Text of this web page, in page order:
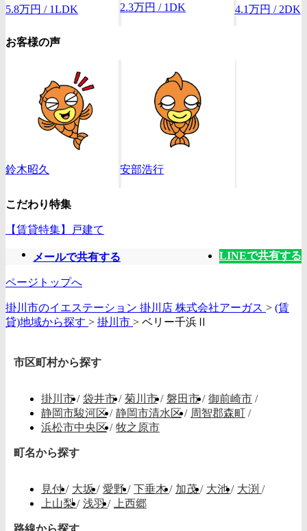
5.8万円 / 1LDK 2.3万円 / 1DK 4.1万円 / 2DK
お客様の声
鈴木昭久 安部浩行
こだわり特集
【賃貸特集】戸建て
メールで共有する LINEで共有する
ページトップへ
掛川市のイエステーション 掛川店 株式会社アーガス > (賃
貸)地域から探す > 掛川市 > ベリー千浜Ⅱ
市区町村から探す
掛川市 / 袋井市 / 菊川市 / 磐田市 / 御前崎市 /
静岡市駿河区 / 静岡市清水区 / 周智郡森町 /
浜松市中央区 / 牧之原市
町名から探す
見付/ 大坂/ 愛野/ 下垂木/ 加茂/ 大池/ 大渕 /
上山梨/ 浅羽/ 上西郷